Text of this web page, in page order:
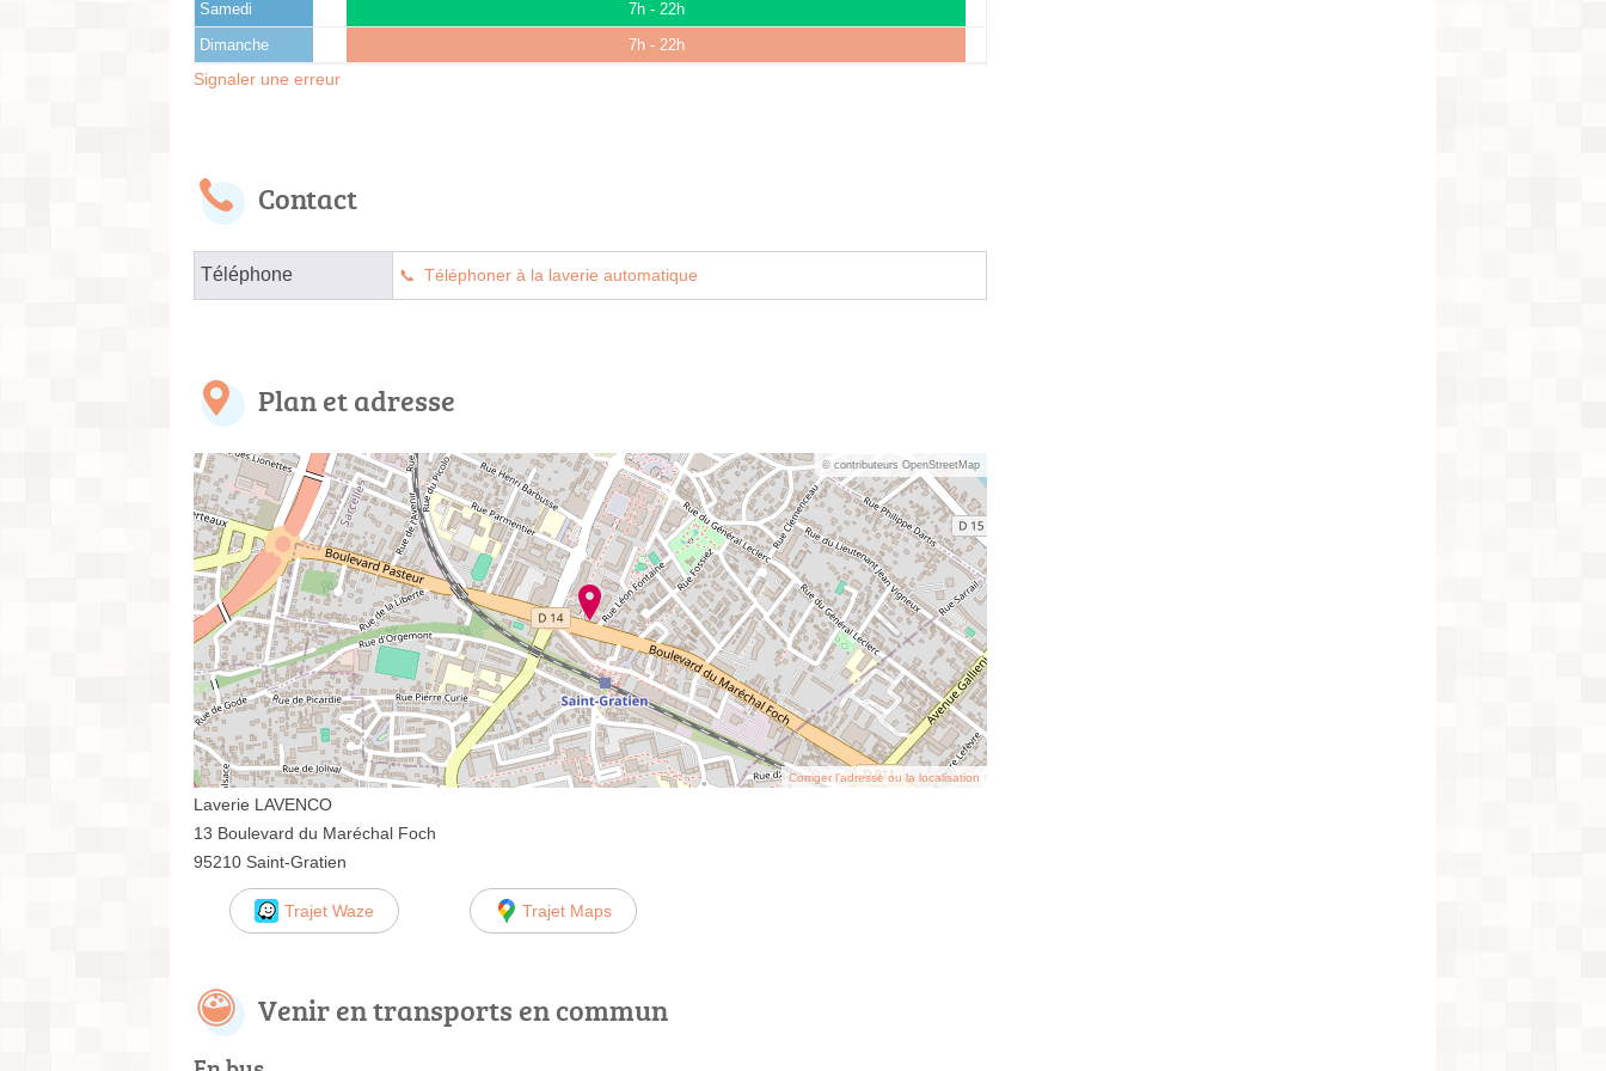
Samedi 7h - 22h
Dimanche 7h - 22h
Signaler une erreur
Contact
Téléphone Téléphoner à la laverie automatique
Plan et adresse
© contributeurs OpenStreetMap
Corriger l’adresse ou la localisation
Laverie LAVENCO
13 Boulevard du Maréchal Foch
95210 Saint-Gratien
Trajet Waze Trajet Maps
Venir en transports en commun